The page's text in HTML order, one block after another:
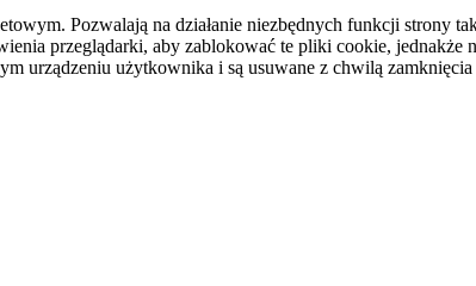
Pozwalają na działanie niezbędnych funkcji strony
przeglądarki, aby zablokować te pliki cookie, jednakże
urządzeniu użytkownika i są usuwane z chwilą